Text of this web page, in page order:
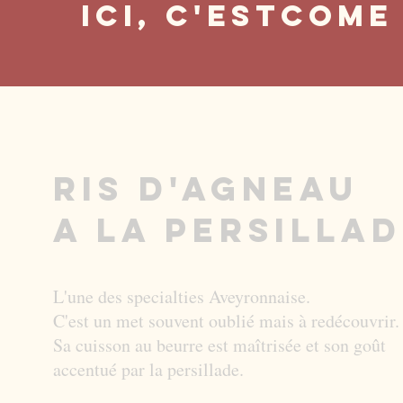
Ici, c'est
Ris d'agneau
a la
L'une des specialties Aveyronnaise.
C'est un met souvent oublié mais à redécouvrir.
Sa cuisson au beurre est maîtrisée et son goût
accentué par la persillade.